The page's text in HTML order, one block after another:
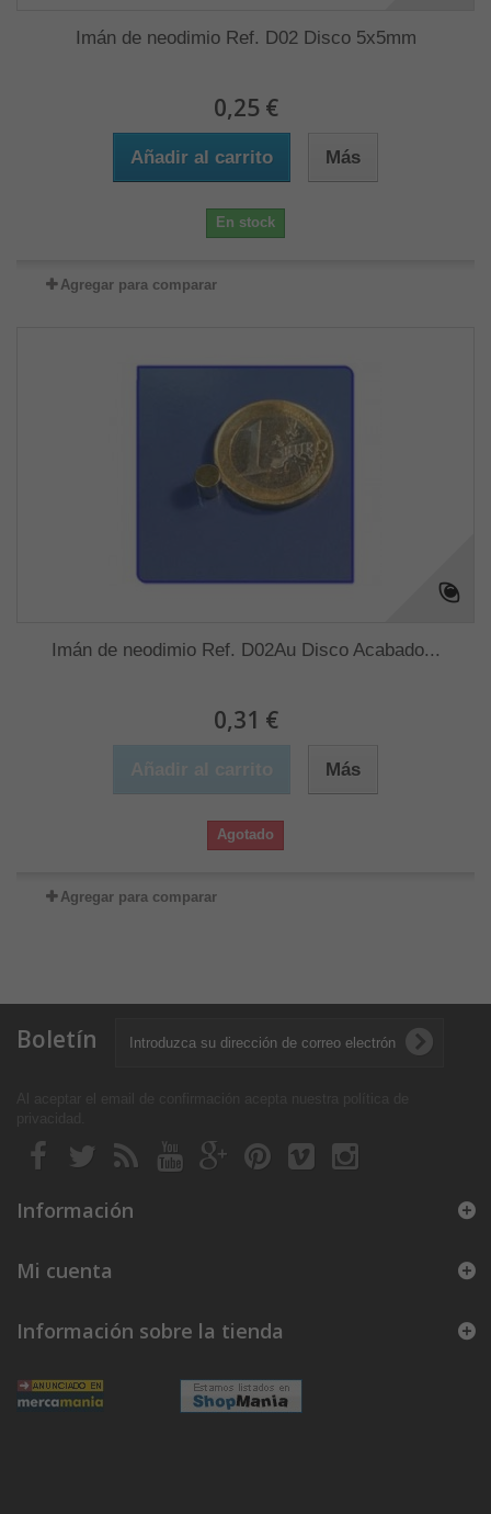
Imán de neodimio Ref. D02 Disco 5x5mm
0,25 €
Añadir al carrito Más
En stock
Agregar para comparar
Imán de neodimio Ref. D02Au Disco Acabado...
0,31 €
Más
Agotado
Agregar para comparar
Boletín
Información
Mi cuenta
Información sobre la tienda